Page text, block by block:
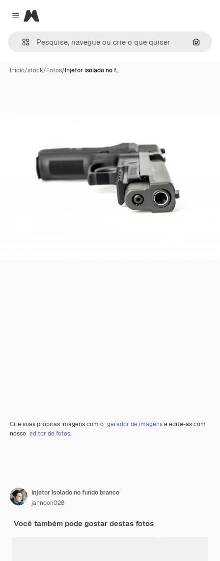
Close menu
Magnific
Início/stock/Fotos/Injetor isolado no f…
Crie suas próprias imagens com o gerador de imagense edite-as com
nosso editor de fotos.
Injetor isolado no fundo branco
jannoon028
Você também pode gostar destas fotos